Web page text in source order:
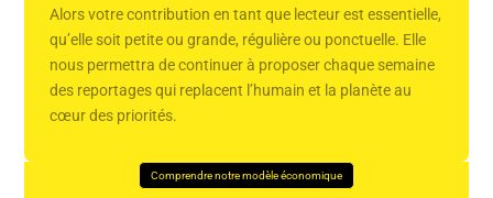
Alors votre contribution en tant que lecteur est essentielle,
qu’elle soit petite ou grande, régulière ou ponctuelle. Elle
nous permettra de continuer à proposer chaque semaine
des reportages qui replacent l’humain et la planète au
cœur des priorités.
Comprendre notre modèle économique